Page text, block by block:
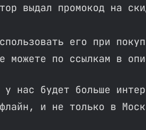
выдал промокод на
его при
можете по ссылкам в
у нас будет больше
и не только в